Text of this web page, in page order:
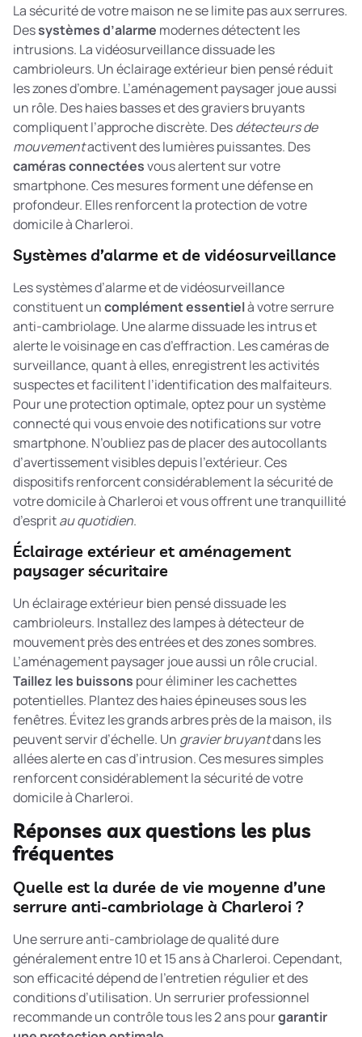
La sécurité de votre maison ne se limite pas aux serrures.
Dessystèmes d’alarme modernes détectent les
intrusions. La vidéosurveillance dissuade les
cambrioleurs. Un éclairage extérieur bien pensé réduit
les zones d’ombre. L’aménagement paysager joue aussi
un rôle. Des haies basses et des graviers bruyants
compliquent l’approche discrète. Desdétecteurs de
mouvementactivent des lumières puissantes. Des
caméras connectéesvous alertent sur votre
smartphone. Ces mesures forment une défense en
profondeur. Elles renforcent la protection de votre
domicile à Charleroi.
Systèmes d’alarme et de vidéosurveillance
Les systèmes d’alarme et de vidéosurveillance
constituent uncomplément essentielà votre serrure
anti-cambriolage. Une alarme dissuade les intrus et
alerte le voisinage en cas d’effraction. Les caméras de
surveillance, quant à elles, enregistrent les activités
suspectes et facilitent l’identification des malfaiteurs.
Pour une protection optimale, optez pour un système
connecté qui vous envoie des notifications sur votre
smartphone. N’oubliez pas de placer des autocollants
d’avertissement visibles depuis l’extérieur. Ces
dispositifs renforcent considérablement la sécurité de
votre domicile à Charleroi et vous offrent une tranquillité
d’espritau quotidien.
Éclairage extérieur et aménagement
paysager sécuritaire
Un éclairage extérieur bien pensé dissuade les
cambrioleurs. Installez des lampes à détecteur de
mouvement près des entrées et des zones sombres.
L’aménagement paysager joue aussi un rôle crucial.
Taillez les buissons pour éliminer les cachettes
potentielles. Plantez des haies épineuses sous les
fenêtres. Évitez les grands arbres près de la maison, ils
peuvent servir d’échelle. Un gravier bruyantdans les
allées alerte en cas d’intrusion. Ces mesures simples
renforcent considérablement la sécurité de votre
domicile à Charleroi.
Réponses aux questions les plus
fréquentes
Quelle est la durée de vie moyenne d’une
serrure anti-cambriolage à Charleroi ?
Une serrure anti-cambriolage de qualité dure
généralement entre 10 et 15 ans à Charleroi. Cependant,
son efficacité dépend de l’entretien régulier et des
conditions d’utilisation. Un serrurier professionnel
recommande un contrôle tous les 2 ans pourgarantir